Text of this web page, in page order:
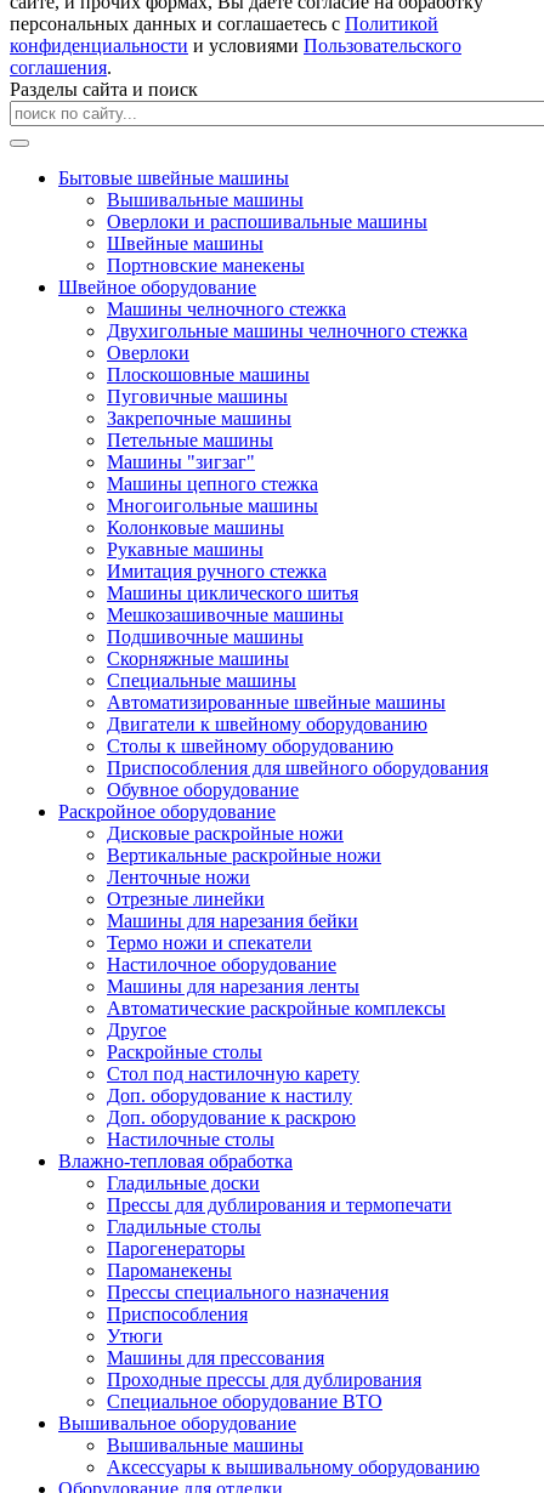
персональных данных и соглашаетесь с Политикой
конфиденциальности и условиями Пользовательского
соглашения.
Разделы сайта и поиск
Бытовые швейные машины
Вышивальные машины
Оверлоки и распошивальные машины
Швейные машины
Портновские манекены
Швейное оборудование
Машины челночного стежка
Двухигольные машины челночного стежка
Оверлоки
Плоскошовные машины
Пуговичные машины
Закрепочные машины
Петельные машины
Машины "зигзаг"
Машины цепного стежка
Многоигольные машины
Колонковые машины
Рукавные машины
Имитация ручного стежка
Машины циклического шитья
Мешкозашивочные машины
Подшивочные машины
Скорняжные машины
Специальные машины
Автоматизированные швейные машины
Двигатели к швейному оборудованию
Столы к швейному оборудованию
Приспособления для швейного оборудования
Обувное оборудование
Раскройное оборудование
Дисковые раскройные ножи
Вертикальные раскройные ножи
Ленточные ножи
Отрезные линейки
Машины для нарезания бейки
Термо ножи и спекатели
Настилочное оборудование
Машины для нарезания ленты
Автоматические раскройные комплексы
Другое
Раскройные столы
Стол под настилочную карету
Доп. оборудование к настилу
Доп. оборудование к раскрою
Настилочные столы
Влажно-тепловая обработка
Гладильные доски
Прессы для дублирования и термопечати
Гладильные столы
Парогенераторы
Пароманекены
Прессы специального назначения
Приспособления
Утюги
Машины для прессования
Проходные прессы для дублирования
Специальное оборудование ВТО
Вышивальное оборудование
Вышивальные машины
Аксессуары к вышивальному оборудованию
Оборудование для отделки